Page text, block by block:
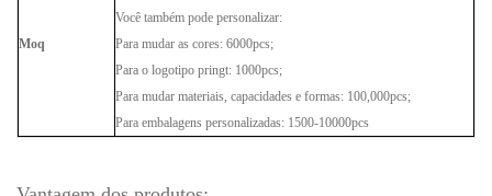
Moq
Você também pode personalizar:
Para mudar as cores: 6000pcs;
Para o logotipo pringt: 1000pcs;
Para mudar materiais, capacidades e formas: 100,000pcs;
Para embalagens personalizadas: 1500-10000pcs